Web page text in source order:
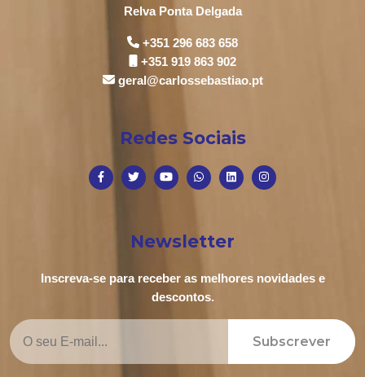
Relva Ponta Delgada
+351 296 683 658
+351 919 863 902
geral@carlossebastiao.pt
Redes Sociais
Newsletter
Inscreva-se para receber as melhores novidades e
descontos.
Subscrever